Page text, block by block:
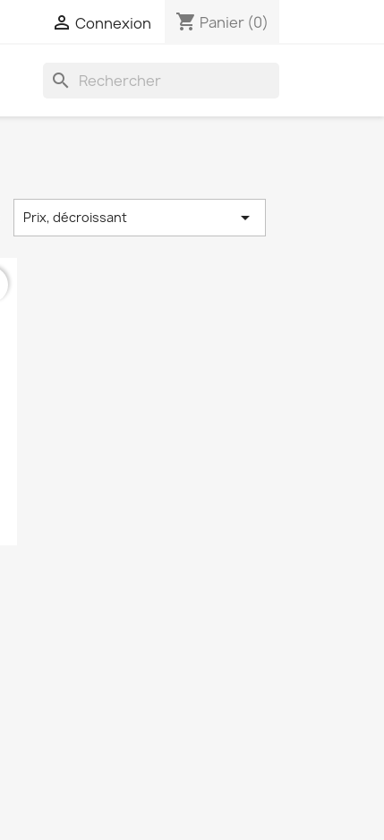
 Connexion shopping_cart Panier (0)
search
Prix, décroissant 